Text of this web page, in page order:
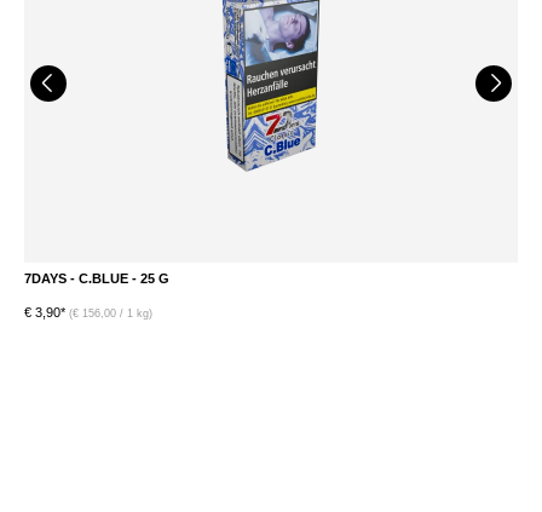
7DAYS - C.BLUE - 25 G
€ 3,90* (€ 156,00 / 1 kg)